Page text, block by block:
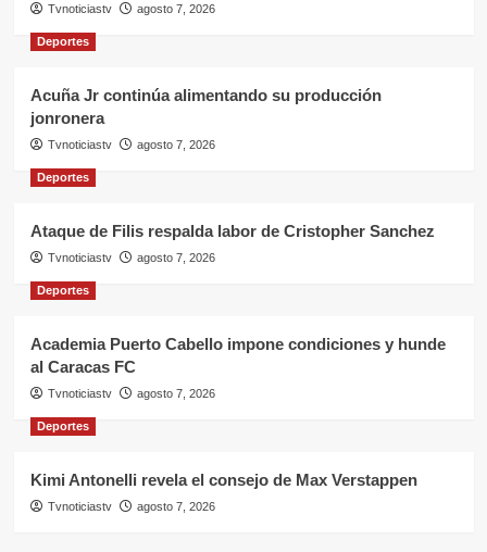
Tvnoticiastv agosto 7, 2026
Deportes
Acuña Jr continúa alimentando su producción
jonronera
Tvnoticiastv agosto 7, 2026
Deportes
Ataque de Filis respalda labor de Cristopher Sanchez
Tvnoticiastv agosto 7, 2026
Deportes
Academia Puerto Cabello impone condiciones y hunde
al Caracas FC
Tvnoticiastv agosto 7, 2026
Deportes
Kimi Antonelli revela el consejo de Max Verstappen
Tvnoticiastv agosto 7, 2026